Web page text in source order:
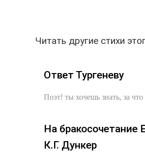
Читать другие стихи
Ответ Тургеневу
Поэт! ты хочешь знать, за что
На бракосочетание
К.Г. Дункер